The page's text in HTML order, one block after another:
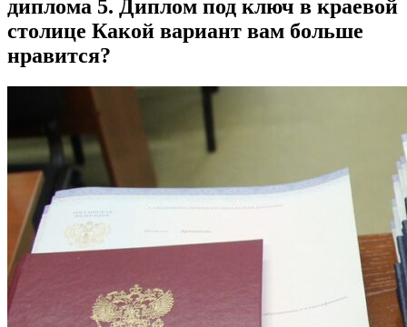
диплома 5. Диплом под ключ в краевой
столице Какой вариант вам больше
нравится?